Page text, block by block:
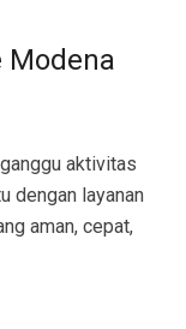
Modena
aktivitas
dengan layanan
aman, cepat,